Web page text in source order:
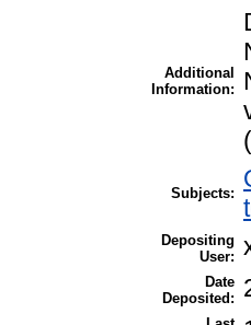
Additional
Information:
Subjects:
Depositing
User:
Date
Deposited: